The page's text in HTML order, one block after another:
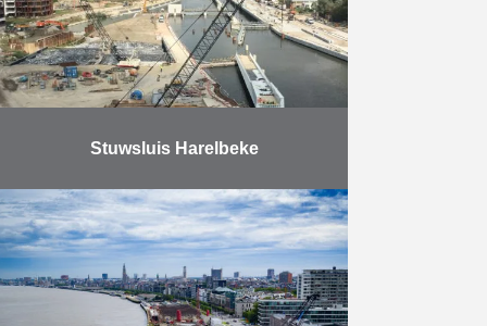
Meer
Stuwsluis Harelbeke
De opdracht omvat volgende
zaken: het ontwerpen en bouwen
van een nieuwe stuwsluis met
vispassage, het verdiepen van de
Leie, het vernieuwen van de Hoge
…